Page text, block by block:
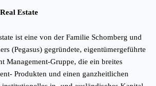
Estate
ist eine von der Familie Schomberg und
(Pegasus) gegründete, eigentümergeführte
Management-Gruppe, die ein breites
Produkten und einen ganzheitlichen